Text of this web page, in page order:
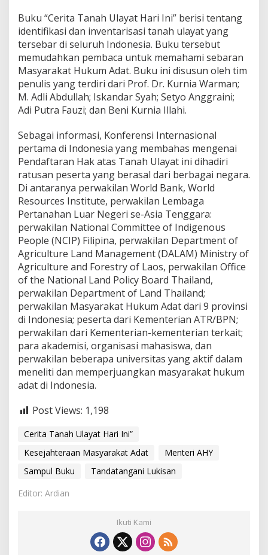
Y
:
e
r
u
s
P
e
r
u
a
n
g
k
a
n
H
k
d
a
n
K
e
s
e
j
a
h
t
e
r
a
M
s
y
a
Buku “Cerita Tanah Ulayat Hari Ini” berisi tentang
identifikasi dan inventarisasi tanah ulayat yang
tersebar di seluruh Indonesia. Buku tersebut
memudahkan pembaca untuk memahami sebaran
Masyarakat Hukum Adat. Buku ini disusun oleh tim
penulis yang terdiri dari Prof. Dr. Kurnia Warman;
M. Adli Abdullah; Iskandar Syah; Setyo Anggraini;
Adi Putra Fauzi; dan Beni Kurnia Illahi.
Sebagai informasi, Konferensi Internasional
pertama di Indonesia yang membahas mengenai
Pendaftaran Hak atas Tanah Ulayat ini dihadiri
ratusan peserta yang berasal dari berbagai negara.
Di antaranya perwakilan World Bank, World
Resources Institute, perwakilan Lembaga
Pertanahan Luar Negeri se-Asia Tenggara:
perwakilan National Committee of Indigenous
People (NCIP) Filipina, perwakilan Department of
Agriculture Land Management (DALAM) Ministry of
Agriculture and Forestry of Laos, perwakilan Office
of the National Land Policy Board Thailand,
perwakilan Department of Land Thailand;
perwakilan Masyarakat Hukum Adat dari 9 provinsi
di Indonesia; peserta dari Kementerian ATR/BPN;
perwakilan dari Kementerian-kementerian terkait;
para akademisi, organisasi mahasiswa, dan
perwakilan beberapa universitas yang aktif dalam
meneliti dan memperjuangkan masyarakat hukum
adat di Indonesia.
Post Views: 1,198
Cerita Tanah Ulayat Hari Ini”
Kesejahteraan Masyarakat Adat
Menteri AHY
Sampul Buku
Tandatangani Lukisan
Editor: Ardian
Ikuti Kami